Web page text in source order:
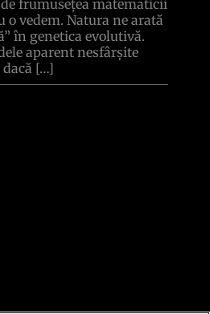
frumusețea matematicii
vedem. Natura ne arată
în genetica evolutivă.
aparent nesfârșite
dacă […]